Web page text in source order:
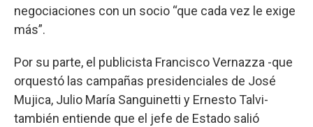
negociaciones con un socio “que cada vez le exige
más”.
Por su parte, el publicista Francisco Vernazza -que
orquestó las campañas presidenciales de José
Mujica, Julio María Sanguinetti y Ernesto Talvi-
también entiende que el jefe de Estado salió